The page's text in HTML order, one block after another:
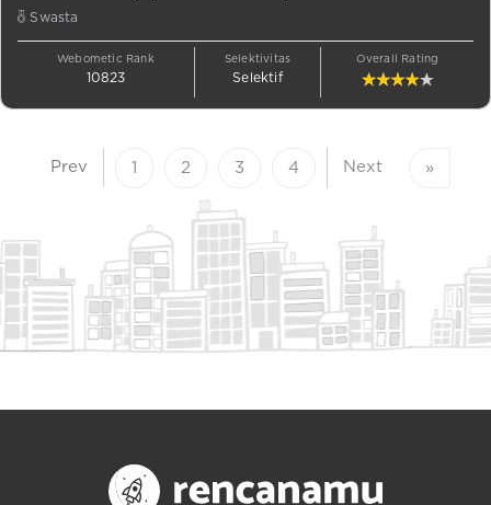
Swasta
Webometic Rank
10823
Selektivitas
Selektif
Overall Rating
Prev 1 2 3 4 Next »